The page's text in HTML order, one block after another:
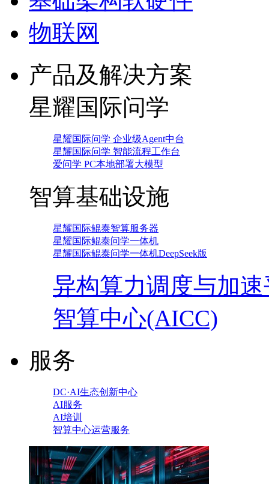
物联网
产品及解决方案
星耀国际问学
星耀国际问学 企业级Agent中台
星耀国际问学 智能流程工作台
爱问学 PC本地部署大模型
智算基础设施
星耀国际鲲泰智算服务器
星耀国际鲲泰问学一体机
星耀国际鲲泰问学一体机DeepSeek版
异构算力调度与加
智算中心(AICC)
服务
DC·AI生态创新中心
AI服务
AI培训
智算中心运营服务